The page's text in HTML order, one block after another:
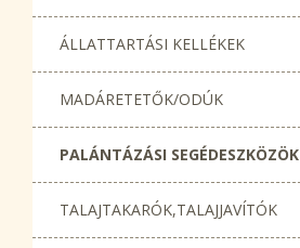
ÁLLATTARTÁSI KELLÉKEK
MADÁRETETŐK/ODÚK
PALÁNTÁZÁSI SEGÉDESZKÖZÖK
TALAJTAKARÓK,TALAJJAVÍTÓK